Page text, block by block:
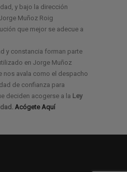
y bajo la dirección
Muñoz Roig
que mejor se adecue a
y constancia forman parte
en Jorge Muñoz
nos avala como el despacho
de confianza para
deciden acogerse a la Ley
Acógete Aquí